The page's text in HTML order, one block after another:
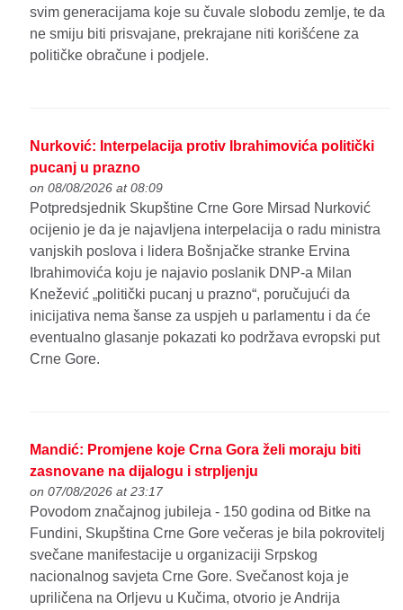
svim generacijama koje su čuvale slobodu zemlje, te da
ne smiju biti prisvajane, prekrajane niti korišćene za
političke obračune i podjele.
Nurković: Interpelacija protiv Ibrahimovića politički
pucanj u prazno
on 08/08/2026 at 08:09
Potpredsjednik Skupštine Crne Gore Mirsad Nurković
ocijenio je da je najavljena interpelacija o radu ministra
vanjskih poslova i lidera Bošnjačke stranke Ervina
Ibrahimovića koju je najavio poslanik DNP-a Milan
Knežević „politički pucanj u prazno“, poručujući da
inicijativa nema šanse za uspjeh u parlamentu i da će
eventualno glasanje pokazati ko podržava evropski put
Crne Gore.
Mandić: Promjene koje Crna Gora želi moraju biti
zasnovane na dijalogu i strpljenju
on 07/08/2026 at 23:17
Povodom značajnog jubileja - 150 godina od Bitke na
Fundini, Skupština Crne Gore večeras je bila pokrovitelj
svečane manifestacije u organizaciji Srpskog
nacionalnog savjeta Crne Gore. Svečanost koja je
upriličena na Orljevu u Kučima, otvorio je Andrija